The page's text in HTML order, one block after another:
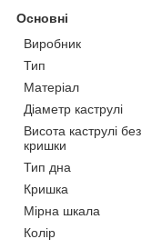
Основні
Виробник
Тип
Матеріал
Діаметр каструлі
Висота каструлі без
кришки
Тип дна
Кришка
Мірна шкала
Колір